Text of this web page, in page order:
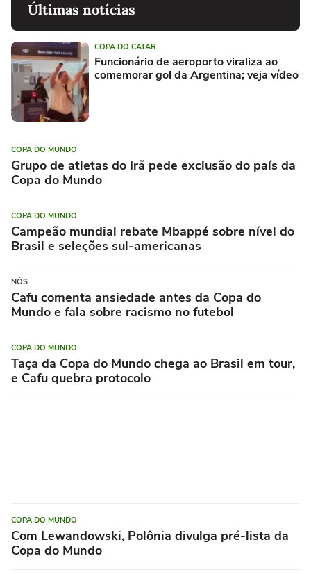
Últimas notícias
COPA DO CATAR
Funcionário de aeroporto viraliza ao
comemorar gol da Argentina; veja vídeo
COPA DO MUNDO
Grupo de atletas do Irã pede exclusão do país da
Copa do Mundo
COPA DO MUNDO
Campeão mundial rebate Mbappé sobre nível do
Brasil e seleções sul-americanas
NÓS
Cafu comenta ansiedade antes da Copa do
Mundo e fala sobre racismo no futebol
COPA DO MUNDO
Taça da Copa do Mundo chega ao Brasil em tour,
e Cafu quebra protocolo
COPA DO MUNDO
Com Lewandowski, Polônia divulga pré-lista da
Copa do Mundo